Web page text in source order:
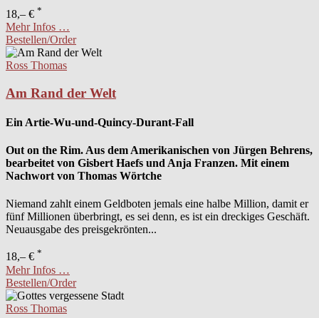
18,– € *
Mehr Infos …
Bestellen/Order
Ross Thomas
Am Rand der Welt
Ein Artie-Wu-und-Quincy-Durant-Fall
Out on the Rim. Aus dem Amerikanischen von Jürgen Behrens,
bearbeitet von Gisbert Haefs und Anja Franzen. Mit einem
Nachwort von Thomas Wörtche
Niemand zahlt einem Geldboten jemals eine halbe Million, damit er
fünf Millionen überbringt, es sei denn, es ist ein dreckiges Geschäft.
Neuausgabe des preisgekrönten...
18,– € *
Mehr Infos …
Bestellen/Order
Ross Thomas